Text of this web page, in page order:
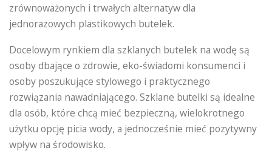
zrównoważonych i trwałych alternatyw dla
jednorazowych plastikowych butelek.
Docelowym rynkiem dla szklanych butelek na wodę są
osoby dbające o zdrowie, eko-świadomi konsumenci i
osoby poszukujące stylowego i praktycznego
rozwiązania nawadniającego. Szklane butelki są idealne
dla osób, które chcą mieć bezpieczną, wielokrotnego
użytku opcję picia wody, a jednocześnie mieć pozytywny
wpływ na środowisko.